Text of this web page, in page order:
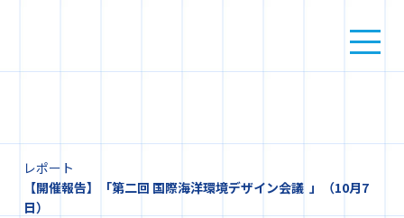
レポート
【開催報告】「第二回 国際海洋環境デザイン会議 」（10月7
日）